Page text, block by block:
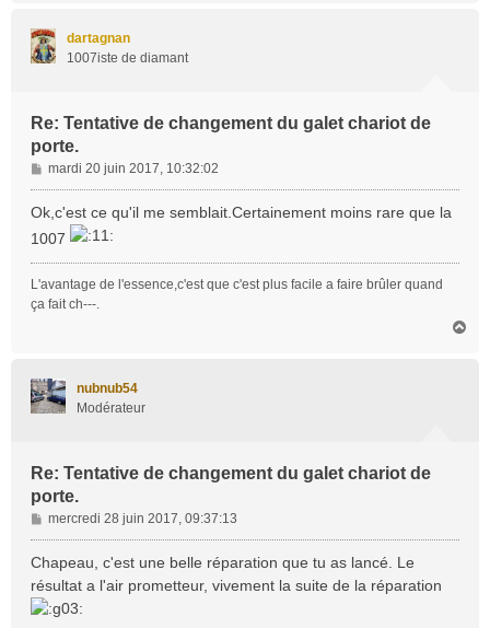
dartagnan
1007iste de diamant
Re: Tentative de changement du galet chariot de
porte.
M
e
s
a
g
e
mardi 20 juin 2017, 10:32:02
Ok,c'est ce qu'il me semblait.Certainement moins rare que la
1007
L'avantage de l'essence,c'est que c'est plus facile a faire brûler quand
ça fait ch---.
nubnub54
Modérateur
Re: Tentative de changement du galet chariot de
porte.
M
e
s
a
g
mercredi 28 juin 2017, 09:37:13
Chapeau, c'est une belle réparation que tu as lancé. Le
résultat a l'air prometteur, vivement la suite de la réparation